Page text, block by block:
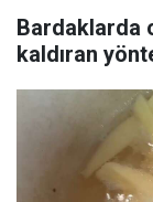
Bardaklarda
kaldıran